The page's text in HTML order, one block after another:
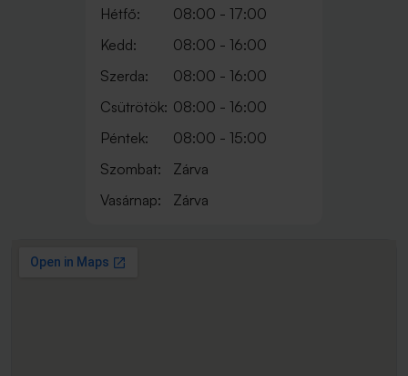
Hétfő:
08:00 - 17:00
Kedd:
08:00 - 16:00
Szerda:
08:00 - 16:00
Csütrötök: 08:00 - 16:00
Péntek:
08:00 - 15:00
Szombat:
Zárva
Vasárnap:
Zárva